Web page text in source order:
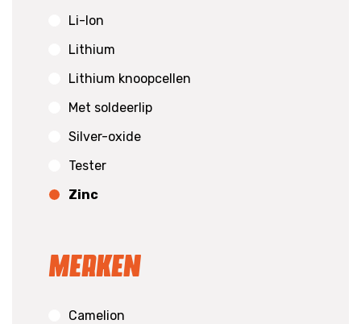
Li-Ion
Lithium
Lithium knoopcellen
Met soldeerlip
Silver-oxide
Tester
Zinc
Merken
Camelion